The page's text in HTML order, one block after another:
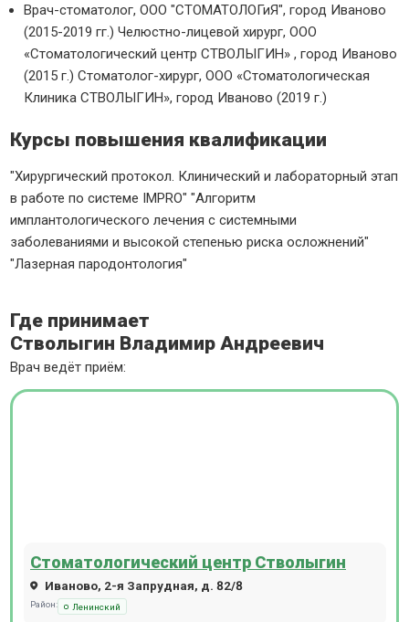
Врач-стоматолог, ООО "СТОМАТОЛОГиЯ", город Иваново
(2015-2019 гг.) Челюстно-лицевой хирург, ООО
«Стоматологический центр СТВОЛЫГИН» , город Иваново
(2015 г.) Стоматолог-хирург, ООО «Стоматологическая
Клиника СТВОЛЫГИН», город Иваново (2019 г.)
Курсы повышения квалификации
"Хирургический протокол. Клинический и лабораторный этап
в работе по системе IMPRO" "Алгоритм
имплантологического лечения с системными
заболеваниями и высокой степенью риска осложнений"
"Лазерная пародонтология"
Где принимает
Стволыгин Владимир Андреевич
Врач ведёт приём:
Стоматологический центр Стволыгин
Иваново, 2-я Запрудная, д. 82/8
Район: Ленинский